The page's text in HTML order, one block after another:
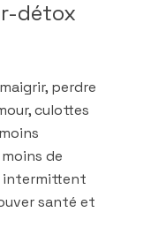
détox
perdre
culottes
de
intermittent
santé et